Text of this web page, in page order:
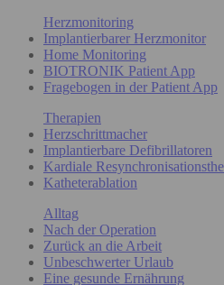
Herzmonitoring
Implantierbarer Herzmonitor
Home Monitoring
BIOTRONIK Patient App
Fragebogen in der Patient App
Therapien
Herzschrittmacher
Implantierbare Defibrillatoren
Kardiale
Katheterablation
Alltag
Nach der Operation
Zurück an die Arbeit
Unbeschwerter Urlaub
Eine gesunde Ernährung